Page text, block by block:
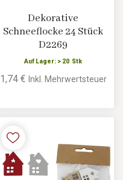
Dekorative
Schneeflocke 24 Stück
D2269
Auf Lager: > 20 Stk
1,74 € Inkl. Mehrwertsteuer